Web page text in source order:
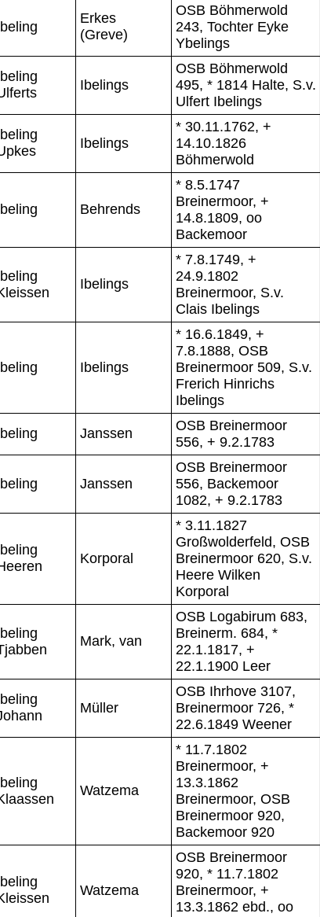
Erkes
(Greve)
OSB Böhmerwold
243, Tochter Eyke
Ybelings
Ibelings
OSB Böhmerwold
495, * 1814 Halte, S.v.
Ulfert Ibelings
Ibelings
* 30.11.1762, +
14.10.1826
Böhmerwold
Behrends
* 8.5.1747
Breinermoor, +
14.8.1809, oo
Backemoor
Ibelings
* 7.8.1749, +
24.9.1802
Breinermoor, S.v.
Clais Ibelings
Ibelings
* 16.6.1849, +
7.8.1888, OSB
Breinermoor 509, S.v.
Frerich Hinrichs
Ibelings
Janssen
OSB Breinermoor
556, + 9.2.1783
Janssen
OSB Breinermoor
556, Backemoor
1082, + 9.2.1783
Korporal
* 3.11.1827
Großwolderfeld, OSB
Breinermoor 620, S.v.
Heere Wilken
Korporal
Mark, van
OSB Logabirum 683,
Breinerm. 684, *
22.1.1817, +
22.1.1900 Leer
Müller
OSB Ihrhove 3107,
Breinermoor 726, *
22.6.1849 Weener
Watzema
* 11.7.1802
Breinermoor, +
13.3.1862
Breinermoor, OSB
Breinermoor 920,
Backemoor 920
Watzema
OSB Breinermoor
920, * 11.7.1802
Breinermoor, +
13.3.1862 ebd., oo